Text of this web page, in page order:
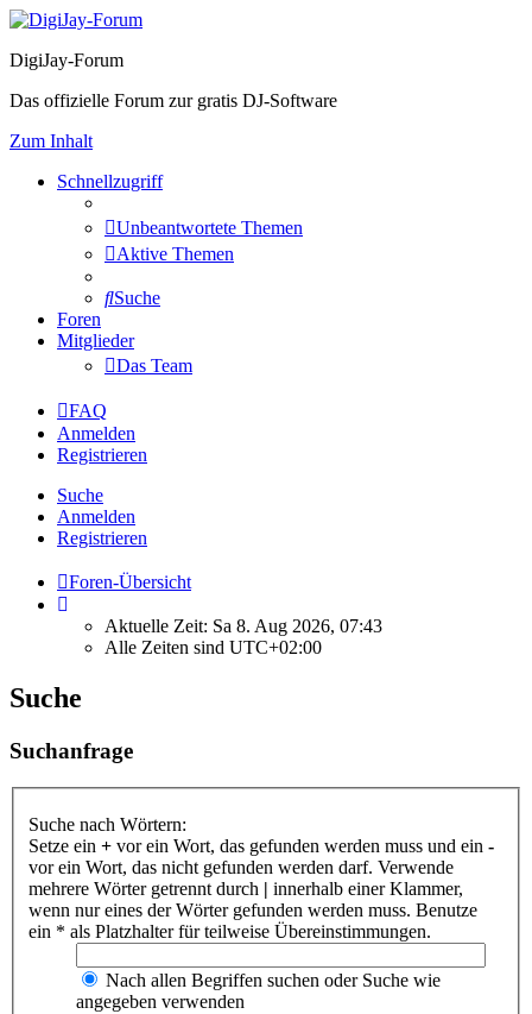
DigiJay-Forum
Das offizielle Forum zur gratis DJ-Software
Zum Inhalt
Schnellzugriff
Unbeantwortete Themen
Aktive Themen
Suche
Foren
Mitglieder
Das Team
FAQ
Anmelden
Registrieren
Suche
Anmelden
Registrieren
Foren-Übersicht
Aktuelle Zeit: Sa 8. Aug 2026, 07:43
Alle Zeiten sind UTC+02:00
Suche
Suchanfrage
Suche nach Wörtern:
Setze ein + vor ein Wort, das gefunden werden muss und ein -
vor ein Wort, das nicht gefunden werden darf. Verwende
mehrere Wörter getrennt durch | innerhalb einer Klammer,
wenn nur eines der Wörter gefunden werden muss. Benutze
ein * als Platzhalter für teilweise Übereinstimmungen.
Nach allen Begriffen suchen oder Suche wie
angegeben verwenden